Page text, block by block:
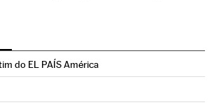
do EL PAÍS América
Brasil en Twitter
El País Brasil en Instagram
El País Brasil en Facebook